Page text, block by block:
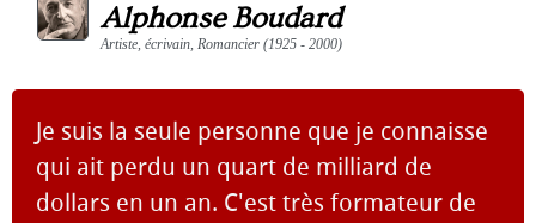
Alphonse Boudard
Artiste, écrivain, Romancier (1925 - 2000)
Je suis la seule personne que je connaisse
qui ait perdu un quart de milliard de
dollars en un an. C'est très formateur de